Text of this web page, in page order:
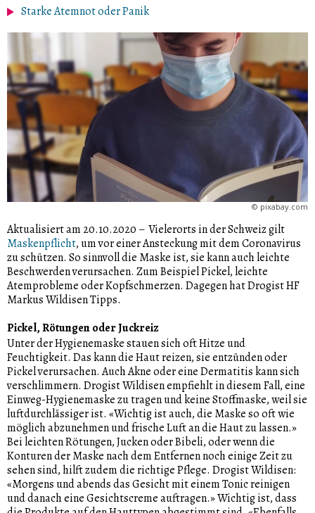
Starke Atemnot oder Panik
© pixabay.com
Aktualisiert am 20.10.2020 – Vielerorts in der Schweiz gilt
Maskenpflicht, um vor einer Ansteckung mit dem Coronavirus
zu schützen. So sinnvoll die Maske ist, sie kann auch leichte
Beschwerden verursachen. Zum Beispiel Pickel, leichte
Atemprobleme oder Kopfschmerzen. Dagegen hat Drogist HF
Markus Wildisen Tipps.
Pickel, Rötungen oder Juckreiz
Unter der Hygienemaske stauen sich oft Hitze und
Feuchtigkeit. Das kann die Haut reizen, sie entzünden oder
Pickel verursachen. Auch Akne oder eine Dermatitis kann sich
verschlimmern. Drogist Wildisen empfiehlt in diesem Fall, eine
Einweg-Hygienemaske zu tragen und keine Stoffmaske, weil sie
luftdurchlässiger ist. «Wichtig ist auch, die Maske so oft wie
möglich abzunehmen und frische Luft an die Haut zu lassen.»
Bei leichten Rötungen, Jucken oder Bibeli, oder wenn die
Konturen der Maske nach dem Entfernen noch einige Zeit zu
sehen sind, hilft zudem die richtige Pflege. Drogist Wildisen:
«Morgens und abends das Gesicht mit einem Tonic reinigen
und danach eine Gesichtscreme auftragen.» Wichtig ist, dass